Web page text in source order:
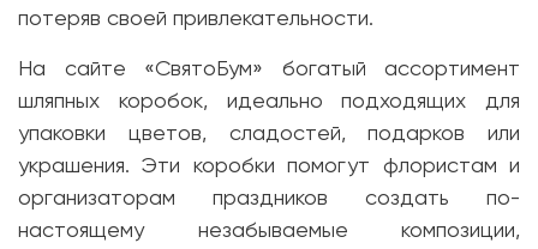
потеряв своей привлекательности.
На сайте «СвятоБум» богатый ассортимент
шляпных коробок, идеально подходящих для
упаковки цветов, сладостей, подарков или
украшения. Эти коробки помогут флористам и
организаторам праздников создать по-
настоящему незабываемые композиции,